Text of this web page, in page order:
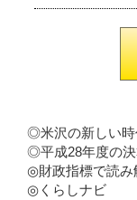
◎米沢の新しい時
◎平成28年度の
◎財政指標で読み
◎くらしナビ